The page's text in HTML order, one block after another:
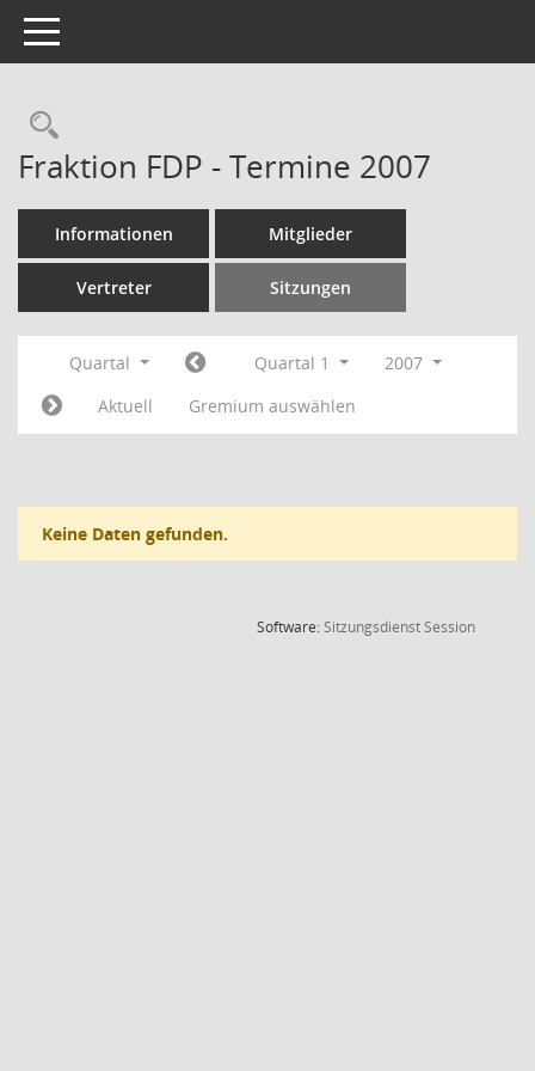
Toggle navigation
Rechercheauswahl
Fraktion FDP - Termine 2007
Informationen Mitglieder
Vertreter Sitzungen
Quartal Quartal 1
2007
Aktuell
Gremium auswählen
Keine Daten gefunden.
Software:SitzungsdienstSession(Wird in